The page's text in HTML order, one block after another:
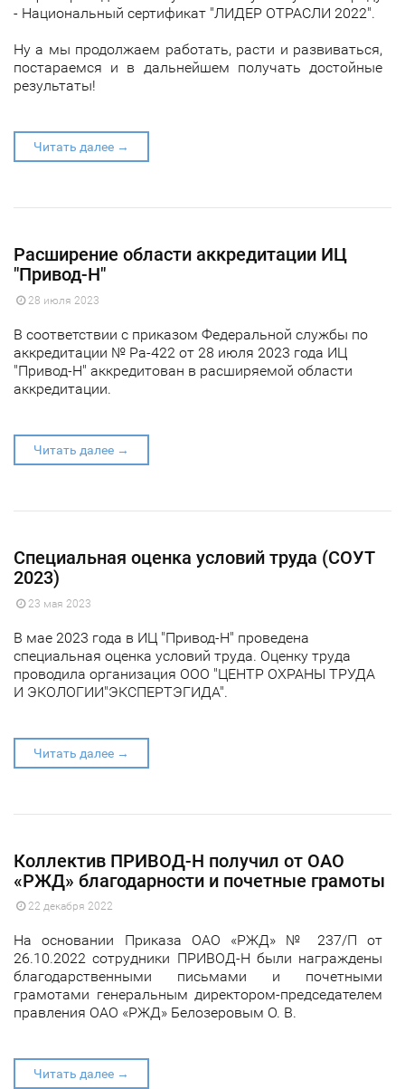
- Национальный сертификат "ЛИДЕР ОТРАСЛИ 2022".
Ну а мы продолжаем работать, расти и развиваться,
постараемся и в дальнейшем получать достойные
результаты!
Читать далее →
Расширение области аккредитации ИЦ
"Привод-Н"
28 июля 2023
В соответствии с приказом Федеральной службы по
аккредитации № Ра-422 от 28 июля 2023 года ИЦ
"Привод-Н" аккредитован в расширяемой области
аккредитации.
Читать далее →
Специальная оценка условий труда (СОУТ
2023)
23 мая 2023
В мае 2023 года в ИЦ "Привод-Н" проведена
специальная оценка условий труда. Оценку труда
проводила организация ООО "ЦЕНТР ОХРАНЫ ТРУДА
И ЭКОЛОГИИ"ЭКСПЕРТЭГИДА".
Читать далее →
Коллектив ПРИВОД-Н получил от ОАО
«РЖД» благодарности и почетные грамоты
22 декабря 2022
На основании Приказа ОАО «РЖД» № 237/П от
26.10.2022 сотрудники ПРИВОД-Н были награждены
благодарственными письмами и почетными
грамотами генеральным директором-председателем
правления ОАО «РЖД» Белозеровым О. В.
Читать далее →